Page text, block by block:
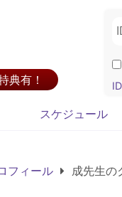
典有！
スケジュール
フィール 成先生の